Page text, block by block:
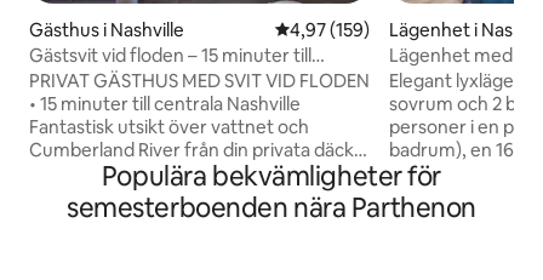
Gästhus i Nashville 4,97 av 5 i genomsnittligt
4,97 (159)
Gästsvit vid floden – 15 minuter till
Broadway
PRIVAT GÄSTHUS MED SVIT VID FLODEN
• 15 minuter till centrala Nashville
Fantastisk utsikt över vattnet och
Cumberland River från din privata däck
och din helt inhägnade trädgård. Denna
moderna tillflyktsort vid vattnet
erbjuder det bästa av två världar: en
Lägenhet i
Lägenhet med
sovrum, rymmer
Elegant
sovrum och 2
personer i en
badrum), en 160
sovsoffa i
Säsongsöppen
runt, Tito's
Populära bekvämligheter för
semesterboenden nära Parthenon